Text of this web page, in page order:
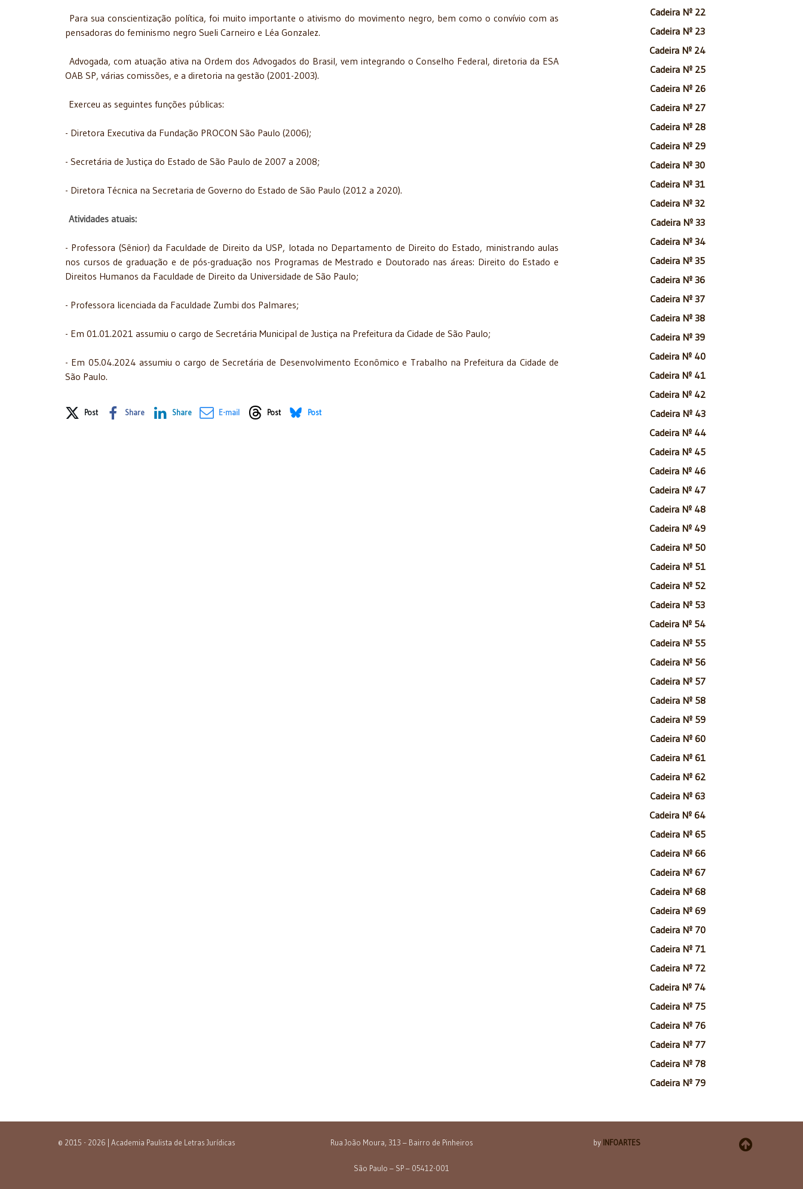
Para sua conscientização política, foi muito importante o ativismo do movimento negro, bem como o convívio com as
pensadoras do feminismo negro Sueli Carneiro e Léa Gonzalez.
Advogada, com atuação ativa na Ordem dos Advogados do Brasil, vem integrando o Conselho Federal, diretoria da ESA
OAB SP, várias comissões, e a diretoria na gestão (2001-2003).
Exerceu as seguintes funções públicas:
- Diretora Executiva da Fundação PROCON São Paulo (2006);
- Secretária de Justiça do Estado de São Paulo de 2007 a 2008;
- Diretora Técnica na Secretaria de Governo do Estado de São Paulo (2012 a 2020).
Atividades atuais:
- Professora (Sênior) da Faculdade de Direito da USP, lotada no Departamento de Direito do Estado, ministrando aulas
nos cursos de graduação e de pós-graduação nos Programas de Mestrado e Doutorado nas áreas: Direito do Estado e
Direitos Humanos da Faculdade de Direito da Universidade de São Paulo;
- Professora licenciada da Faculdade Zumbi dos Palmares;
- Em 01.01.2021 assumiu o cargo de Secretária Municipal de Justiça na Prefeitura da Cidade de São Paulo;
- Em 05.04.2024 assumiu o cargo de Secretária de Desenvolvimento Econômico e Trabalho na Prefeitura da Cidade de
São Paulo.
Share on Social Media
Post Share Share E-mail Post Post
Cadeira Nº 22
Cadeira Nº 23
Cadeira Nº 24
Cadeira Nº 25
Cadeira Nº 26
Cadeira Nº 27
Cadeira Nº 28
Cadeira Nº 29
Cadeira Nº 30
Cadeira Nº 31
Cadeira Nº 32
Cadeira Nº 33
Cadeira Nº 34
Cadeira Nº 35
Cadeira Nº 36
Cadeira Nº 37
Cadeira Nº 38
Cadeira Nº 39
Cadeira Nº 40
Cadeira Nº 41
Cadeira Nº 42
Cadeira Nº 43
Cadeira Nº 44
Cadeira Nº 45
Cadeira Nº 46
Cadeira Nº 47
Cadeira Nº 48
Cadeira Nº 49
Cadeira Nº 50
Cadeira Nº 51
Cadeira Nº 52
Cadeira Nº 53
Cadeira Nº 54
Cadeira Nº 55
Cadeira Nº 56
Cadeira Nº 57
Cadeira Nº 58
Cadeira Nº 59
Cadeira Nº 60
Cadeira Nº 61
Cadeira Nº 62
Cadeira Nº 63
Cadeira Nº 64
Cadeira Nº 65
Cadeira Nº 66
Cadeira Nº 67
Cadeira Nº 68
Cadeira Nº 69
Cadeira Nº 70
Cadeira Nº 71
Cadeira Nº 72
Cadeira Nº 74
Cadeira Nº 75
Cadeira Nº 76
Cadeira Nº 77
Cadeira Nº 78
Cadeira Nº 79
© 2015 - 2026 | Academia Paulista de Letras Jurídicas Rua João Moura, 313 – Bairro de Pinheiros
São Paulo – SP – 05412-001
by INFOARTES